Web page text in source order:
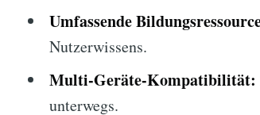
Umfassende
Nutzerwissens.
Multi-Geräte-Kompatibilität:
unterwegs.